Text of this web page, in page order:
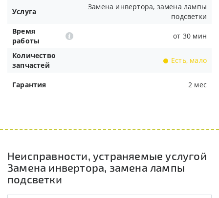
Услуга
Замена инвертора, замена лампы
подсветки
Время
работы
от 30 мин
Количество
запчастей
Есть, мало
Гарантия 2 мес
Неисправности, устраняемые услугой
Замена инвертора, замена лампы
подсветки